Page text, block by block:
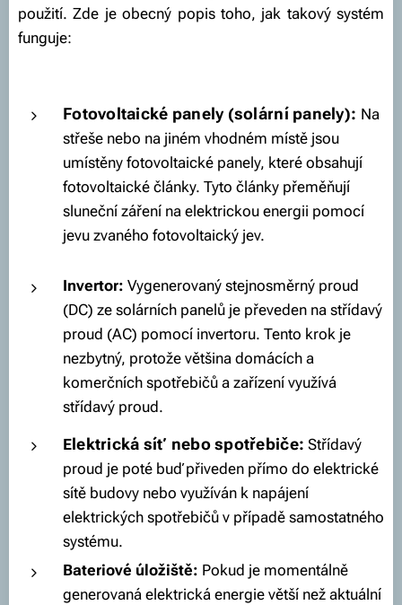
použití. Zde je obecný popis toho, jak takový systém
funguje:
Fotovoltaické panely (solární panely): Na
střeše nebo na jiném vhodném místě jsou
umístěny fotovoltaické panely, které obsahují
fotovoltaické články. Tyto články přeměňují
sluneční záření na elektrickou energii pomocí
jevu zvaného fotovoltaický jev.
Invertor: Vygenerovaný stejnosměrný proud
(DC) ze solárních panelů je převeden na střídavý
proud (AC) pomocí invertoru. Tento krok je
nezbytný, protože většina domácích a
komerčních spotřebičů a zařízení využívá
střídavý proud.
Elektrická síť nebo spotřebiče:Střídavý
proud je poté buď přiveden přímo do elektrické
sítě budovy nebo využíván k napájení
elektrických spotřebičů v případě samostatného
systému.
Bateriové úložiště: Pokud je momentálně
generovaná elektrická energie větší než aktuální